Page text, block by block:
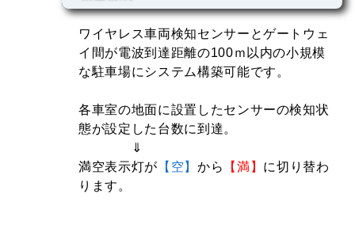
・ワイヤレス車両検知センサー
⇓
無線接続
・ゲートウェイ
⇓有線接続
ワイヤレス車両検知センサーとゲートウェ
イ間が電波到達距離の100ｍ以内の小規模
な駐車場にシステム構築可能です。
各車室の地面に設置したセンサーの検知状
態が設定した台数に到達。
⇓
満空表示灯が 【空】 から 【満】 に切り替わ
ります。